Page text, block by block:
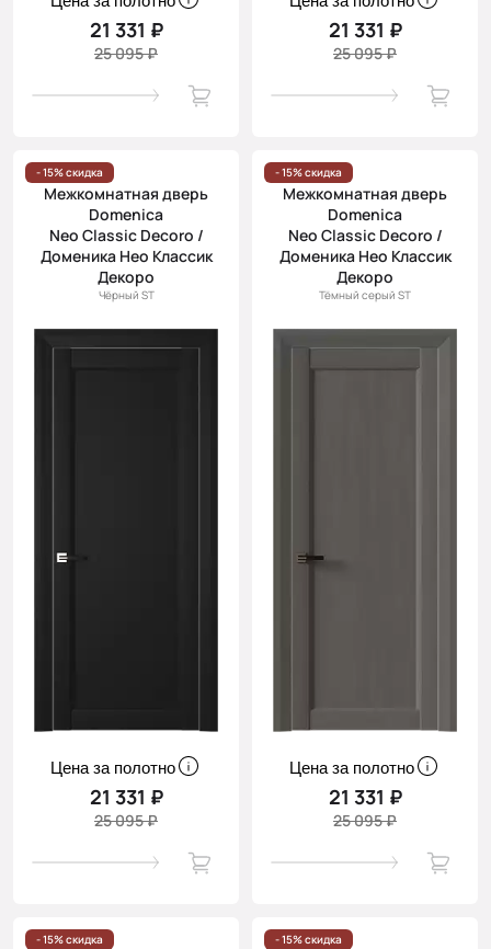
21 331 ₽
25 095 ₽
21 331 ₽
25 095 ₽
- 15% скидка
Межкомнатная дверь
Domenica
Neo Classic Decoro /
Доменика Нео Классик
Декоро
Чёрный ST
Цена за полотно
21 331 ₽
25 095 ₽
- 15% скидка
Межкомнатная дверь
Domenica
Neo Classic Decoro /
Доменика Нео Классик
Декоро
Тёмный серый ST
Цена за полотно
21 331 ₽
25 095 ₽
- 15% скидка - 15% скидка